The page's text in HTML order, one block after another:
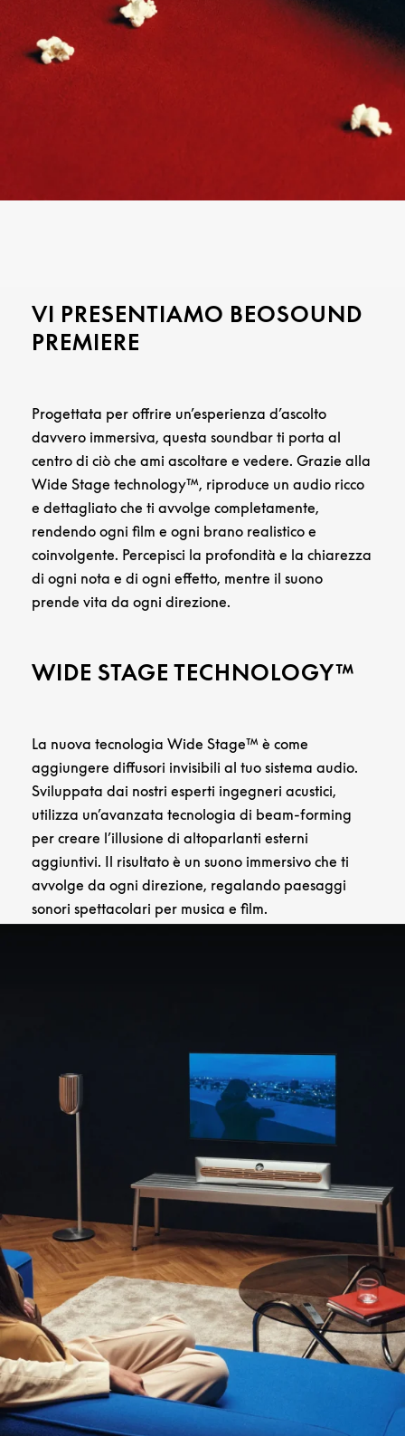
VI PRESENTIAMO BEOSOUND
PREMIERE
Progettata per offrire un’esperienza d’ascolto
davvero immersiva, questa soundbar ti porta al
centro di ciò che ami ascoltare e vedere. Grazie alla
Wide Stage technology™, riproduce un audio ricco
e dettagliato che ti avvolge completamente,
rendendo ogni film e ogni brano realistico e
coinvolgente. Percepisci la profondità e la chiarezza
di ogni nota e di ogni effetto, mentre il suono
prende vita da ogni direzione.
WIDE STAGE TECHNOLOGY™
La nuova tecnologia Wide Stage™ è come
aggiungere diffusori invisibili al tuo sistema audio.
Sviluppata dai nostri esperti ingegneri acustici,
utilizza un’avanzata tecnologia di beam-forming
per creare l’illusione di altoparlanti esterni
aggiuntivi. Il risultato è un suono immersivo che ti
avvolge da ogni direzione, regalando paesaggi
sonori spettacolari per musica e film.